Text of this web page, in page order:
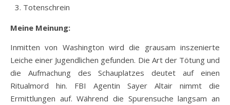
Totenschrein
Meine Meinung:
Inmitten von Washington wird die grausam inszenierte
Leiche einer Jugendlichen gefunden. Die Art der Tötung und
die Aufmachung des Schauplatzes deutet auf einen
Ritualmord hin. FBI Agentin Sayer Altair nimmt die
Ermittlungen auf. Während die Spurensuche langsam an